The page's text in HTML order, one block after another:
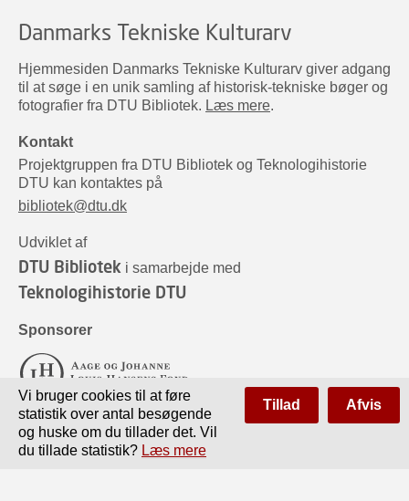
Danmarks Tekniske Kulturarv
Hjemmesiden Danmarks Tekniske Kulturarv giver adgang
til at søge i en unik samling af historisk-tekniske bøger og
fotografier fra DTU Bibliotek. Læs mere.
Kontakt
Projektgruppen fra DTU Bibliotek og Teknologihistorie
DTU kan kontaktes på
bibliotek@dtu.dk
Udviklet af
DTU Bibliotek i samarbejde med
Teknologihistorie DTU
Sponsorer
Vi bruger cookies til at føre
statistik over antal besøgende
og huske om du tillader det. Vil
du tillade statistik? Læs mere
Tillad Afvis